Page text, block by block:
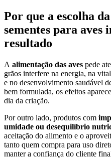
Por que a escolha
sementes para aves
resultado
A alimentação das aves pede
grãos interfere na energia, na
e no desenvolvimento saudável
bem formulada, os efeitos
dia da criação.
Por outro lado, produtos com
umidade ou desequilíbrio
aceitação do alimento e o
tanto quem compra para uso
manter a confiança do cliente